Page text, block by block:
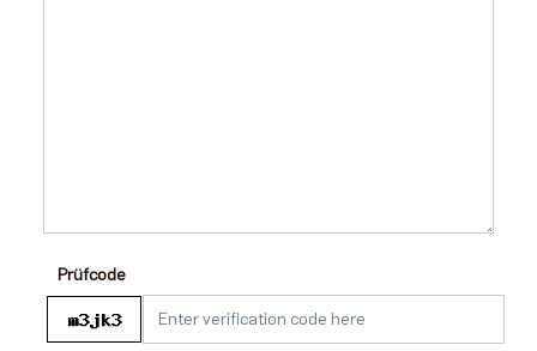
Prüfcode